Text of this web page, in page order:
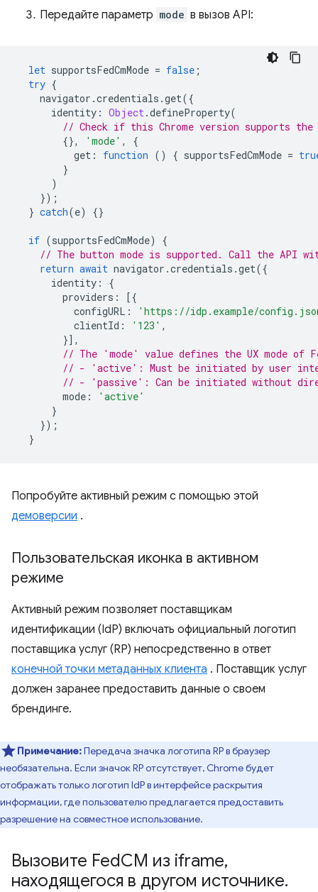
Передайте параметр mode в вызов API:
let supportsFedCmMode = false ;
try {
navigator .credentials .get({
identity : Object .defineProperty(
// Check if this Chrome version supports the
{},
'mode' ,
{
get : function () { supportsFedCmMode =
}
)
});
} catch(e) {}
if (supportsFedCmMode)
{
// The button mode is supported. Call the API
return await navigator .credentials .get({
identity :
{
providers :
[{
configURL :
'https://idp.example/
clientId : '123' ,
}],
// The 'mode' value defines the UX mode of
// - 'active': Must be initiated by user
// - 'passive': Can be initiated without
mode :
'active'
}
});
}
Попробуйте активный режим с помощью этой
демоверсии .
Пользовательская иконка в активном
режиме
Активный режим позволяет поставщикам
идентификации (IdP) включать официальный логотип
поставщика услуг (RP) непосредственно в ответ
конечной точки метаданных клиента . Поставщик услуг
должен заранее предоставить данные о своем
брендинге.
Примечание:Передача значка логотипа RP в браузер
необязательна. Если значок RP отсутствует, Chrome будет
отображать только логотип IdP в интерфейсе раскрытия
информации, где пользователю предлагается предоставить
разрешение на совместное использование.
Вызовите FedCM из iframe,
находящегося в другом источнике.